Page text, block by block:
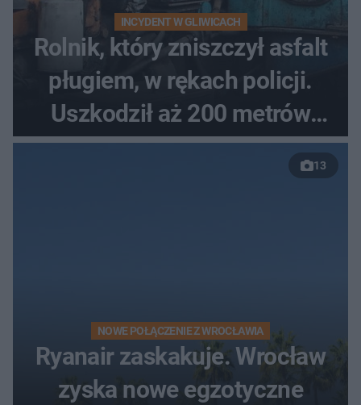
INCYDENT W GLIWICACH
Rolnik, który zniszczył asfalt
pługiem, w rękach policji.
Uszkodził aż 200 metrów
nowej drogi
13
NOWE POŁĄCZENIE Z WROCŁAWIA
Ryanair zaskakuje. Wrocław
zyska nowe egzotyczne